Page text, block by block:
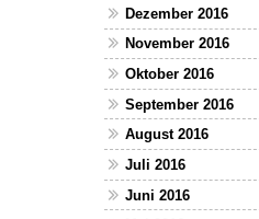
Dezember 2016
November 2016
Oktober 2016
September 2016
August 2016
Juli 2016
Juni 2016